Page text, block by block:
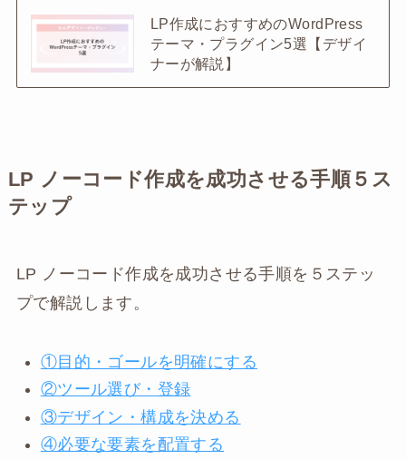
LP作成におすすめのWordPress
テーマ・プラグイン5選【デザイ
ナーが解説】
LP ノーコード作成を成功させる手順５ス
テップ
LP ノーコード作成を成功させる手順を５ステッ
プで解説します。
①目的・ゴールを明確にする
②ツール選び・登録
③デザイン・構成を決める
④必要な要素を配置する